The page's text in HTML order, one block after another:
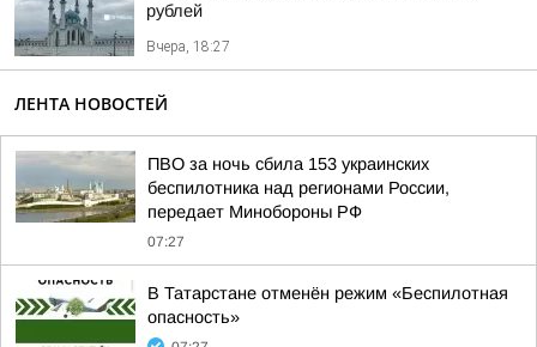
рублей
Вчера, 18:27
ЛЕНТА НОВОСТЕЙ
ПВО за ночь сбила 153 украинских
беспилотника над регионами России,
передает Минобороны РФ
07:27
В Татарстане отменён режим «Беспилотная
опасность»